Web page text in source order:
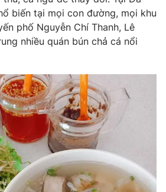
hình thức nếu không có sự chấp
rõ nguồn VTV.vn khi phát hành lại
biến tại mọi con đường, mọi khu
phố Nguyễn Chí Thanh, Lê
nhiều quán bún chả cá nổi